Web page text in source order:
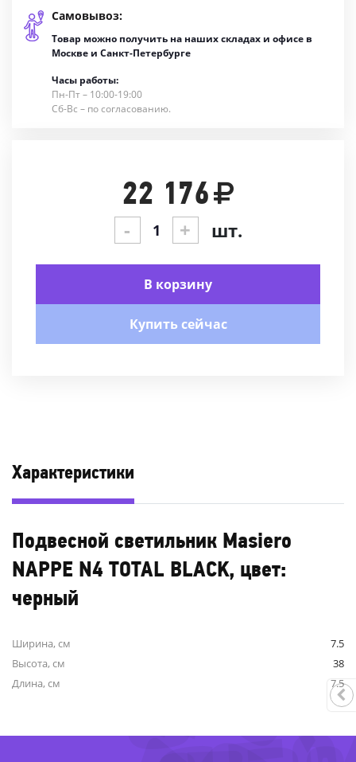
Самовывоз:
Товар можно получить на наших складах и офисе в
Москве и Санкт-Петербурге
Часы работы:
Пн-Пт – 10:00-19:00
Сб-Вс – по согласованию.
22 176
- + шт.
В корзину
Купить сейчас
Характеристики
Подвесной светильник Masiero
NAPPE N4 TOTAL BLACK, цвет:
черный
Ширина, см
7.5
Высота, см
38
Длина, см
7.5